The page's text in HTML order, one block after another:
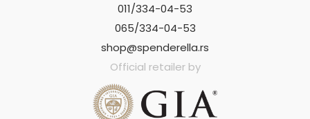
011/334-04-53
065/334-04-53
shop@spenderella.rs
Official retailer by